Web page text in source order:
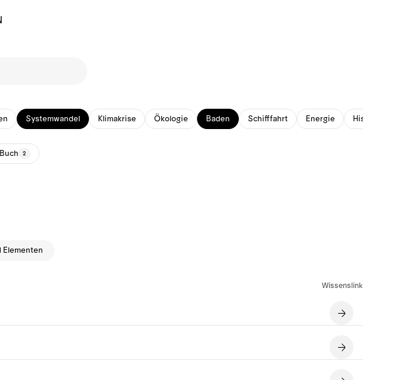
Systemwandel Klimakrise Ökologie Baden Schifffahrt Energie Historisches
Buch 2
Elementen
Wissenslink